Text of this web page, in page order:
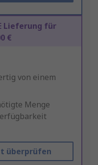
Lieferung für
€
von einem
Menge
überprüfen